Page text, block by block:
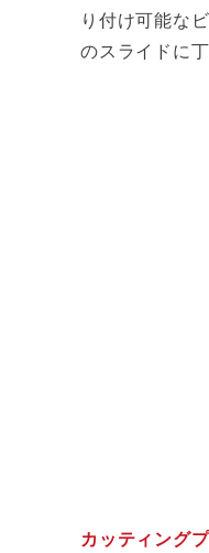
り付け可能な
のスライドに
カッティング